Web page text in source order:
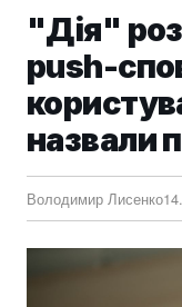
"Дія"
push-
назвали
Володимир Лисенко